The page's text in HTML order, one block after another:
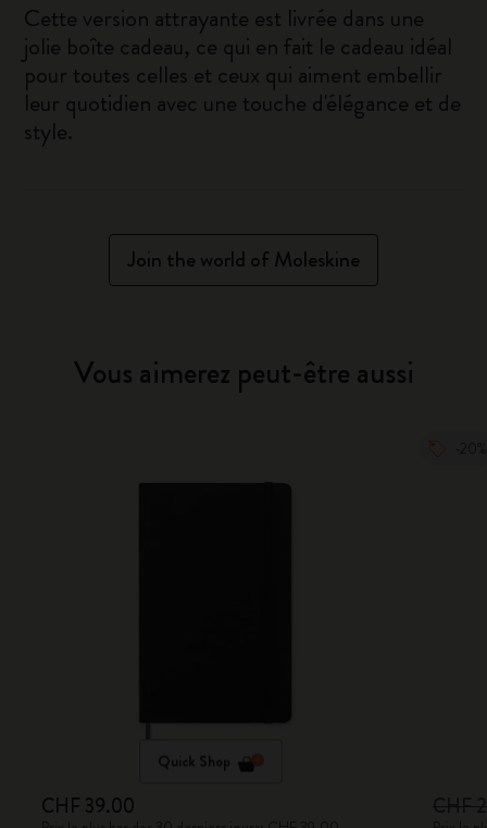
Cette version attrayante est livrée dans une
jolie boîte cadeau, ce qui en fait le cadeau idéal
pour toutes celles et ceux qui aiment embellir
leur quotidien avec une touche d'élégance et de
style.
Join the world of Moleskine
Vous aimerez peut-être aussi
Quick Shop
CHF 39.00